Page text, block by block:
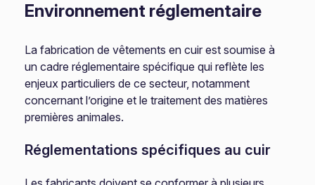
Environnement réglementaire
La fabrication de vêtements en cuir est soumise à
un cadre réglementaire spécifique qui reflète les
enjeux particuliers de ce secteur, notamment
concernant l’origine et le traitement des matières
premières animales.
Réglementations spécifiques au cuir